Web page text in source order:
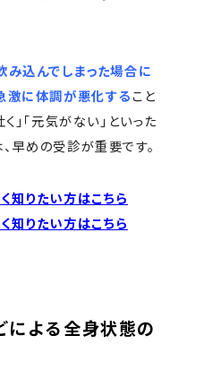
み込んでしまった場合に
激に体調が悪化すること
」「元気がない」といった
早めの受診が重要です。
知りたい方はこちら
知りたい方はこちら
による全身状態の